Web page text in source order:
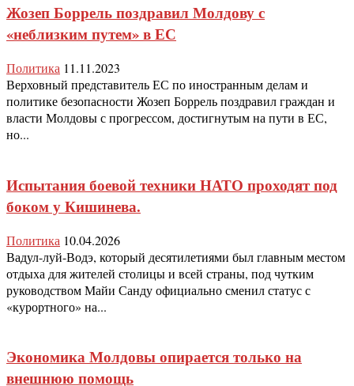
Жозеп Боррель поздравил Молдову с
«неблизким путем» в ЕС
Политика 11.11.2023
Верховный представитель ЕС по иностранным делам и
политике безопасности Жозеп Боррель поздравил граждан и
власти Молдовы с прогрессом, достигнутым на пути в ЕС,
но...
Испытания боевой техники НАТО проходят под
боком у Кишинева.
Политика 10.04.2026
Вадул-луй-Водэ, который десятилетиями был главным местом
отдыха для жителей столицы и всей страны, под чутким
руководством Майи Санду официально сменил статус с
«курортного» на...
Экономика Молдовы опирается только на
внешнюю помощь